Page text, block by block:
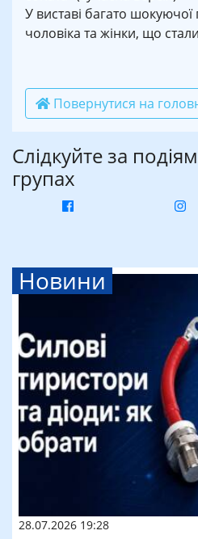
У виставі багато
чоловіка та жінки, що
Повернутися на
Слідкуйте за
групах
Новини
28.07.2026 19:28